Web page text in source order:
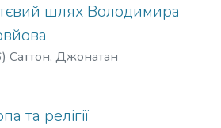
шлях Володимира
) Саттон, Джонатан
та релігії